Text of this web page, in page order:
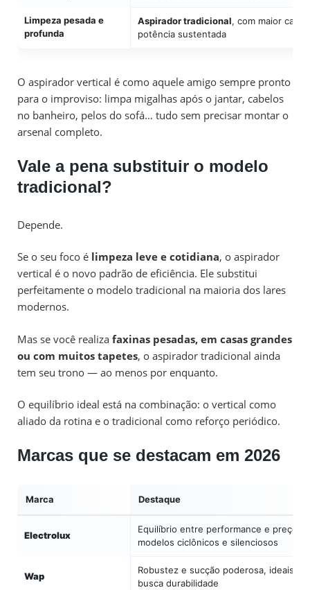
Limpeza pesada e
profunda
Aspirador tradicional, com maior
potência sustentada
O aspirador vertical é como aquele amigo sempre pronto
para o improviso: limpa migalhas após o jantar, cabelos
no banheiro, pelos do sofá… tudo sem precisar montar o
arsenal completo.
Vale a pena substituir o modelo
tradicional?
Depende.
Se o seu foco é limpeza leve e cotidiana, o aspirador
vertical é o novo padrão de eficiência. Ele substitui
perfeitamente o modelo tradicional na maioria dos lares
modernos.
Mas se você realiza faxinas pesadas, em casas grandes
ou com muitos tapetes, o aspirador tradicional ainda
tem seu trono — ao menos por enquanto.
O equilíbrio ideal está na combinação: o vertical como
aliado da rotina e o tradicional como reforço periódico.
Marcas que se destacam em 2026
Marca Destaque
Electrolux
Equilíbrio entre performance e preço,
modelos ciclônicos e silenciosos
Wap
Robustez e sucção poderosa, ideais
busca durabilidade